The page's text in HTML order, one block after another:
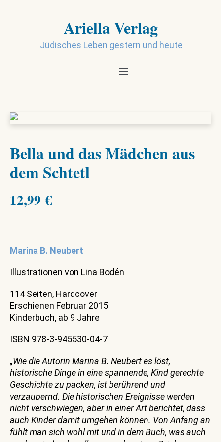
Ariella Verlag
Jüdisches Leben gestern und heute
Bella und das Mädchen aus
dem Schtetl
12,99 €
Marina B. Neubert
Illustrationen von Lina Bodén
114 Seiten, Hardcover
Erschienen Februar 2015
Kinderbuch, ab 9 Jahre
ISBN 978-3-945530-04-7
„Wie die Autorin Marina B. Neubert es löst,
historische Dinge in eine spannende, Kind gerechte
Geschichte zu packen, ist berührend und
verzaubernd. Die historischen Ereignisse werden
nicht verschwiegen, aber in einer Art berichtet, dass
auch Kinder damit umgehen können. Von Anfang an
fühlt man sich wohl mit und in dem Buch, was auch